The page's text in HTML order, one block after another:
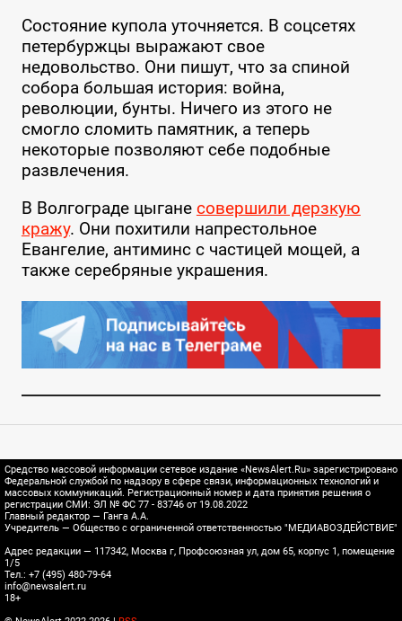
Состояние купола уточняется. В соцсетях
петербуржцы выражают свое
недовольство. Они пишут, что за спиной
собора большая история: война,
революции, бунты. Ничего из этого не
смогло сломить памятник, а теперь
некоторые позволяют себе подобные
развлечения.
В Волгограде цыгане совершили дерзкую
кражу. Они похитили напрестольное
Евангелие, антиминс с частицей мощей, а
также серебряные украшения.
Средство массовой информации сетевое издание «NewsAlert.Ru» зарегистрировано
Федеральной службой по надзору в сфере связи, информационных технологий и
массовых коммуникаций. Регистрационный номер и дата принятия решения о
регистрации СМИ: ЭЛ № ФС 77 - 83746 от 19.08.2022
Главный редактор — Ганга А.А.
Учредитель — Общество с ограниченной ответственностью "МЕДИАВОЗДЕЙСТВИЕ"
Адрес редакции — 117342, Москва г, Профсоюзная ул, дом 65, корпус 1, помещение
1/5
Тел.: +7 (495) 480-79-64
info@newsalert.ru
18+